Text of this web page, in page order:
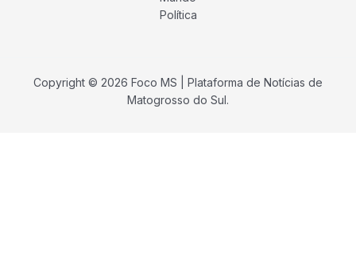
Política
Copyright © 2026 Foco MS | Plataforma de Notícias de
Matogrosso do Sul.